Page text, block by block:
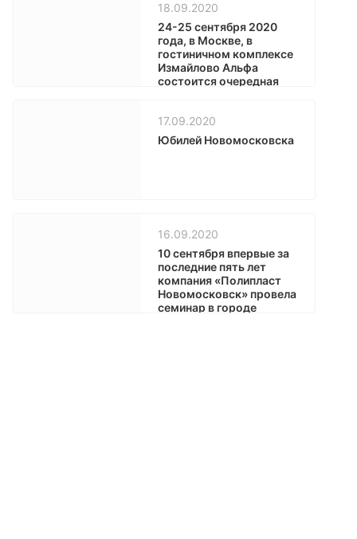
18.09.2020
24-25 сентября 2020
года, в Москве, в
гостиничном комплексе
Измайлово Альфа
состоится очередная
17.09.2020
Юбилей Новомосковска
16.09.2020
10 сентября впервые за
последние пять лет
компания «Полипласт
Новомосковск» провела
семинар в городе